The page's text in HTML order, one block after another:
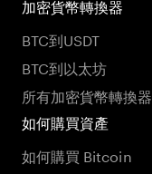
加密貨幣轉換器
BTC到USDT
BTC到以太坊
所有加密貨幣轉換器
如何購買資產
如何購買 Bitcoin